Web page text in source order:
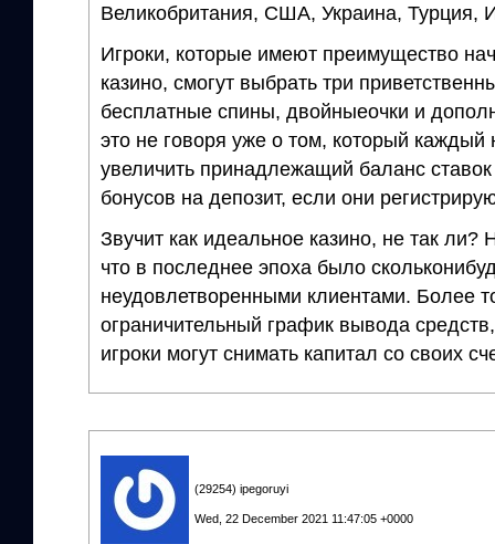
Великобритания, США, Украина, Турция,
Игроки, которые имеют преимущество
казино, смогут выбрать три
бесплатные спины, двойныеочки и
это не говоря уже о том, который каждый
увеличить принадлежащий баланс ставок
бонусов на депозит, если они
Звучит как идеальное казино, не так
что в последнее эпоха было
неудовлетворенными клиентами. Более
ограничительный график вывода
игроки могут снимать капитал со своих
(29254) ipegoruyi
Wed, 22 December 2021 11:47:05 +0000